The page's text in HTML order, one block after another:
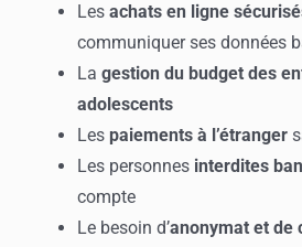
Les achats en ligne
communiquer ses données
La gestion du budget des
adolescents
Les paiements à l’étranger
Les personnes interdites
compte
Le besoin d’anonymat et de